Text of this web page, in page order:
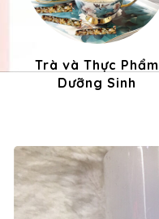
Trà và Thực Phẩm
Dưỡng Sinh